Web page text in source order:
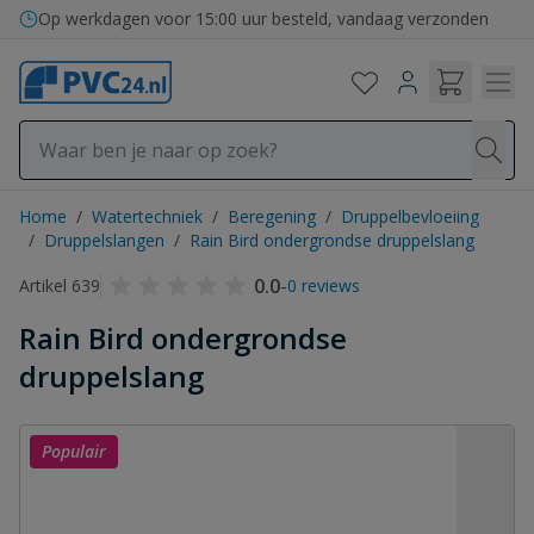
Ga naar de inhoud
Bezorging in binnen- en buitenland
Home / Watertechniek / Beregening / Druppelbevloeiing
/ Druppelslangen / Rain Bird ondergrondse druppelslang
Artikel 639
0.0-0 reviews
Rain Bird ondergrondse
druppelslang
Populair